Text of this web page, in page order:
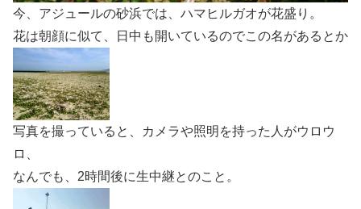
今、アジュールの砂浜では、ハマヒルガオが花盛り。
花は朝顔に似て、日中も開いているのでこの名があるとか
写真を撮っていると、カメラや照明を持った人がウロウ
ロ、
なんでも、2時間後に生中継とのこと。